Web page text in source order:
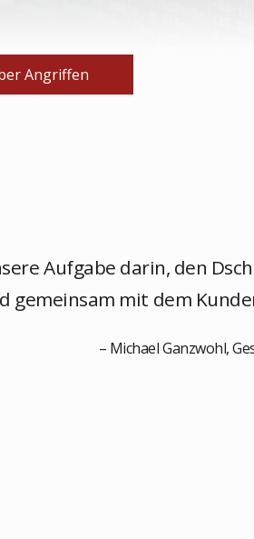
Angriffen
Aufgabe darin, den
gemeinsam mit dem
– Michael Ganzwohl,